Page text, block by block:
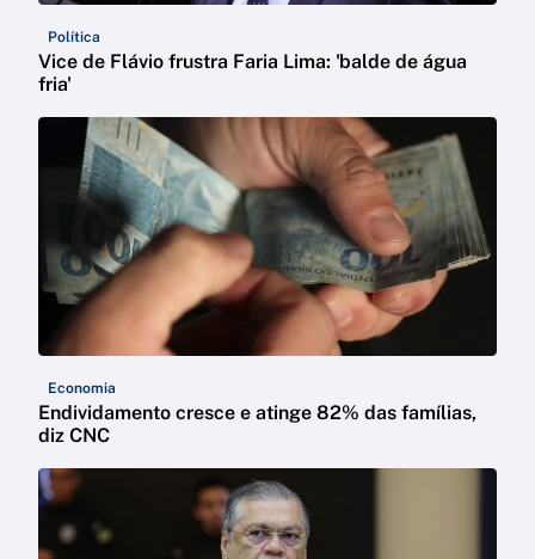
Política
Vice de Flávio frustra Faria Lima: 'balde de água
fria'
Economia
Endividamento cresce e atinge 82% das famílias,
diz CNC